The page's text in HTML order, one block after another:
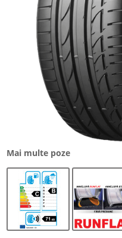
Mai multe poze